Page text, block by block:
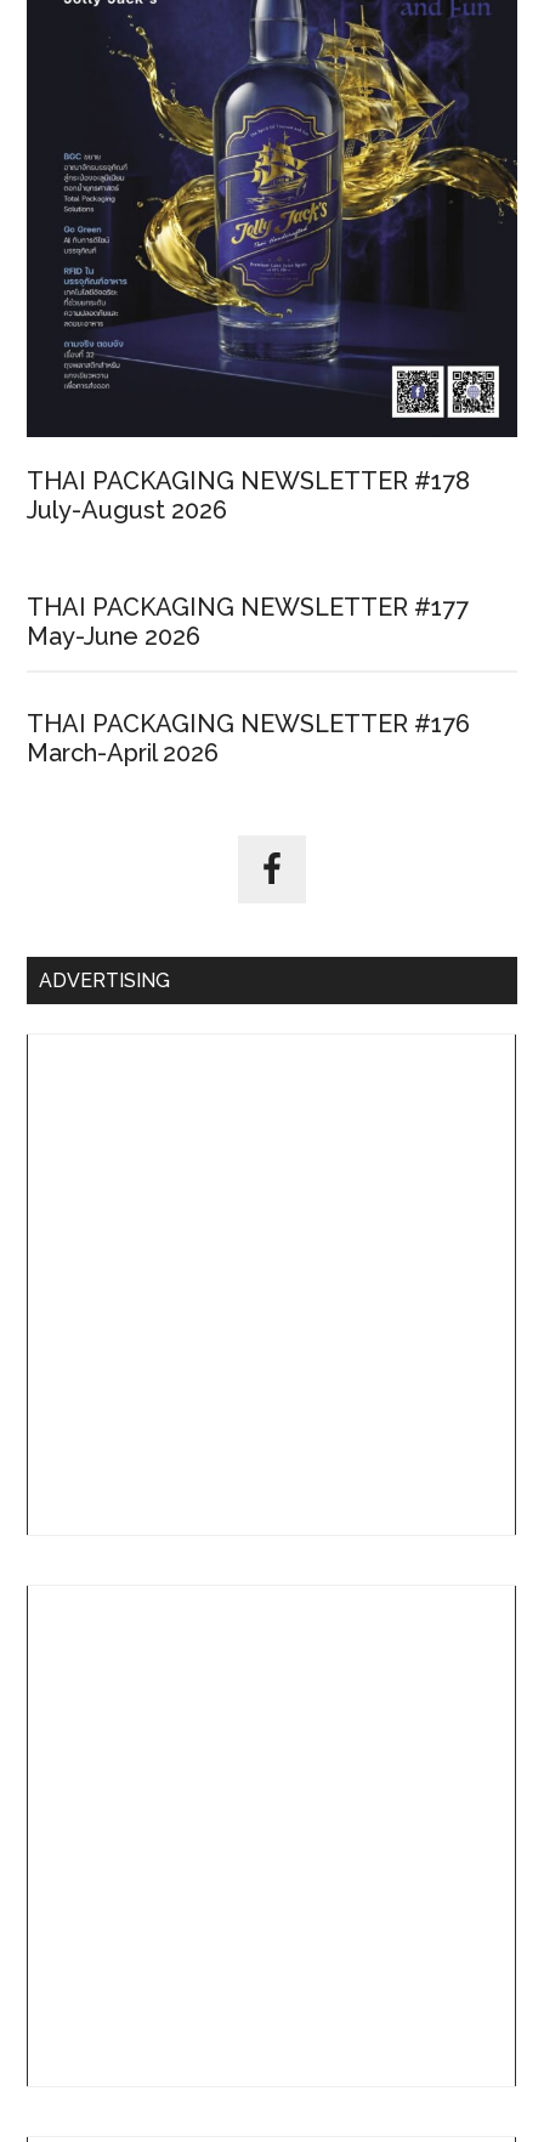
THAI PACKAGING NEWSLETTER #178
July-August 2026
THAI PACKAGING NEWSLETTER #177
May-June 2026
THAI PACKAGING NEWSLETTER #176
March-April 2026
ADVERTISING